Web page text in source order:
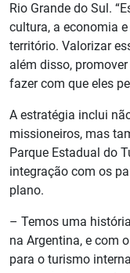
Rio Grande do Sul.
cultura, a economia
território. Valorizar
além disso,
fazer com que eles
A estratégia inclui
missioneiros, mas
Parque Estadual do
integração com os
plano.
– Temos uma
na Argentina, e com
para o turismo